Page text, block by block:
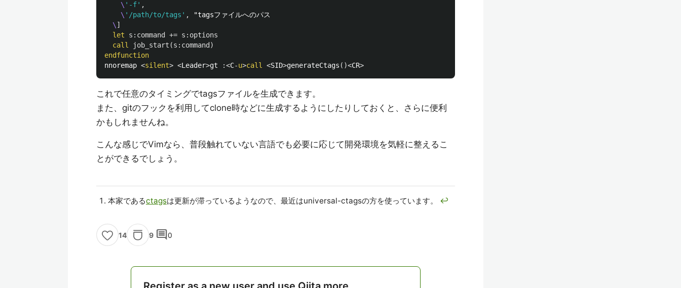
    \
'-f' ,
    \
'/path/to/tags' ,
  \
]
let
s:command += s:options
call
job_start (s:command )
endfunction
nnoremap <silent> <Leader>gt :<C-u>call <SID>generateCtags ()<CR>
これで任意のタイミングでtagsファイルを生成できます。
また、gitのフックを利用してclone時などに生成するようにしたりしておくと、さらに便利
かもしれませんね。
こんな感じでVimなら、普段触れていない言語でも必要に応じて開発環境を気軽に整えるこ
とができるでしょう。
本家であるctagsは更新が滞っているようなので、最近はuniversal-ctagsの方を使っています。 ↩
14 9 comment0